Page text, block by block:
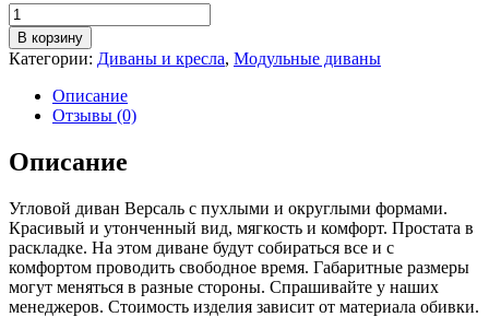
Количество
товара
Диван
Версаль
В корзину
Категории: Диваны и кресла, Модульные диваны
Описание
Отзывы (0)
Описание
Угловой диван Версаль с пухлыми и округлыми формами.
Красивый и утонченный вид, мягкость и комфорт. Простата в
раскладке. На этом диване будут собираться все и с
комфортом проводить свободное время. Габаритные размеры
могут меняться в разные стороны. Спрашивайте у наших
менеджеров. Стоимость изделия зависит от материала обивки.